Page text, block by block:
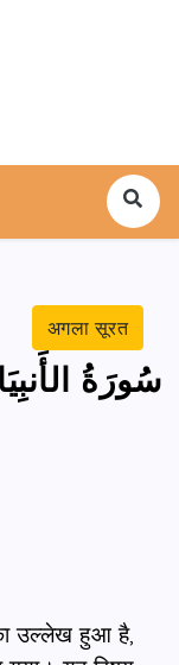
अगला सूरत
سُورَةُ
उल्लेख हुआ है,